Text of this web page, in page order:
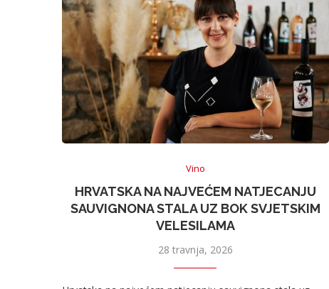
Vino
HRVATSKA NA NAJVEĆEM NATJECANJU
SAUVIGNONA STALA UZ BOK SVJETSKIM
VELESILAMA
28 travnja, 2026